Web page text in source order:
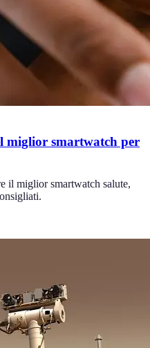
miglior smartwatch per
il miglior smartwatch salute,